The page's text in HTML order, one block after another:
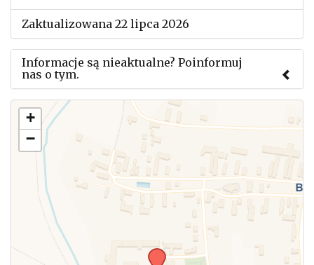
Zaktualizowana 22 lipca 2026
Informacje są nieaktualne? Poinformuj
nas o tym.
Użyj tego formularza aby przesłać informację o
zmianach w powyższym mityngu.
+
−